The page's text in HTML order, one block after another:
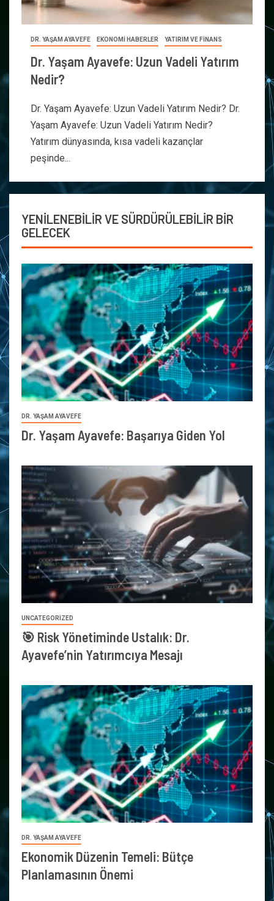
DR. YAŞAM AYAVEFE EKONOMİ HABERLER YATIRIM VE FİNANS
Dr. Yaşam Ayavefe: Uzun Vadeli Yatırım
Nedir?
Dr. Yaşam Ayavefe: Uzun Vadeli Yatırım Nedir? Dr.
Yaşam Ayavefe: Uzun Vadeli Yatırım Nedir?
Yatırım dünyasında, kısa vadeli kazançlar
peşinde...
YENİLENEBİLİR VE SÜRDÜRÜLEBİLİR BİR
GELECEK
DR. YAŞAM AYAVEFE
Dr. Yaşam Ayavefe: Başarıya Giden Yol
UNCATEGORIZED
🎯 Risk Yönetiminde Ustalık: Dr.
Ayavefe’nin Yatırımcıya Mesajı
DR. YAŞAM AYAVEFE
Ekonomik Düzenin Temeli: Bütçe
Planlamasının Önemi